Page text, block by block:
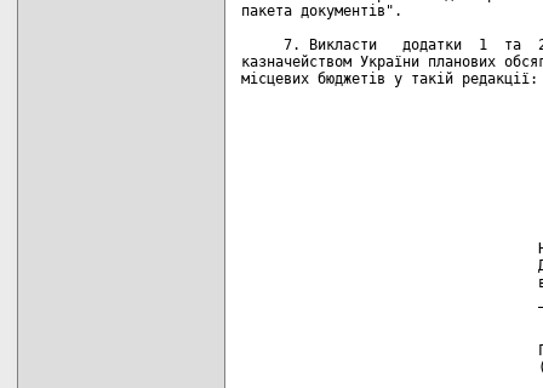
пакета документів".
7. Викласти   додатки  1  та
казначейством України планових
місцевих бюджетів у такій редакції: